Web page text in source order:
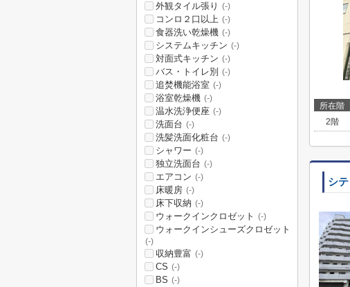
所在階
2階
シ
外観タイル張り (-)
コンロ２口以上 (-)
食器洗い乾燥機 (-)
システムキッチン (-)
対面式キッチン (-)
バス・トイレ別 (-)
追焚機能浴室 (-)
浴室乾燥機 (-)
温水洗浄便座 (-)
洗面台 (-)
洗髪洗面化粧台 (-)
シャワー (-)
独立洗面台 (-)
エアコン (-)
床暖房 (-)
床下収納 (-)
ウォークインクロゼット (-)
ウォークインシューズクロゼット
(-)
収納豊富 (-)
CS (-)
BS (-)